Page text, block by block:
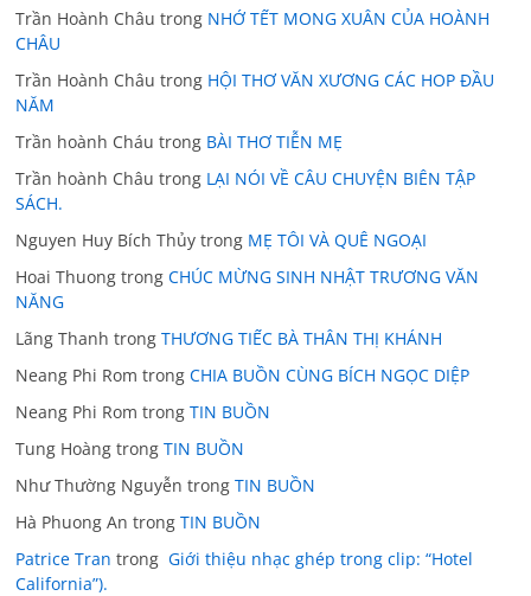
Trần Hoành Châu trong NHỚ TẾT MONG XUÂN CỦA HOÀNH
CHÂU
Trần Hoành Châu trong HỘI THƠ VĂN XƯƠNG CÁC HOP ĐẦU
NĂM
Trần hoành Cháu trong BÀI THƠ TIỄN MẸ
Trần hoành Châu trong LẠI NÓI VỀ CÂU CHUYỆN BIÊN TẬP
SÁCH.
Nguyen Huy Bích Thủy trong MẸ TÔI VÀ QUÊ NGOẠI
Hoai Thuong trongCHÚC MỪNG SINH NHẬT TRƯƠNG VĂN
NĂNG
Lãng Thanh trongTHƯƠNG TIẾC BÀ THÂN THỊ KHÁNH
Neang Phi Rom trongCHIA BUỒN CÙNG BÍCH NGỌC DIỆP
Neang Phi Rom trongTIN BUỒN
Tung Hoàng trongTIN BUỒN
Như Thường Nguyễn trongTIN BUỒN
Hà Phuong An trongTIN BUỒN
Patrice Tran trong Giới thiệu nhạc ghép trong clip: “Hotel
California”).